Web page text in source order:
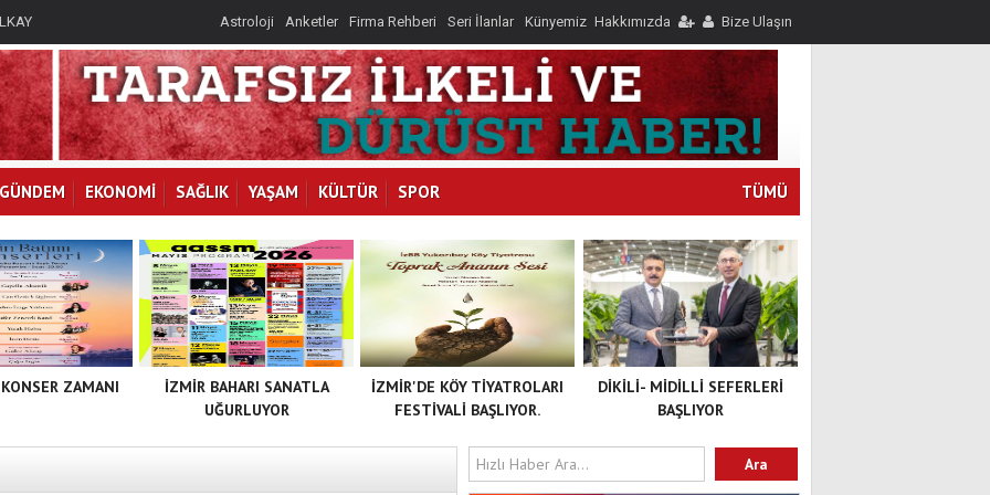
Astroloji Anketler Firma Rehberi Seri İlanlar Künyemiz Hakkımızda Bize Ulaşın
GÜNDEM EKONOMİ SAĞLIK YAŞAM KÜLTÜR SPOR TÜMÜ
ZAMANI
İZMİR BAHARI SANATLA
UĞURLUYOR
DİKİLİ- MİDİLLİ SEFERLERİ
BAŞLIYOR
İZMİR'DE KÖY TİYATROLARI
FESTİVALİ BAŞLIYOR.